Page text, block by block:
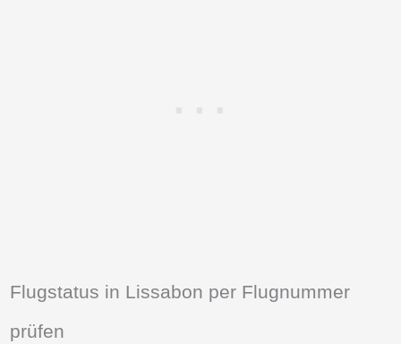
Flugstatus in Lissabon per Flugnummer
prüfen